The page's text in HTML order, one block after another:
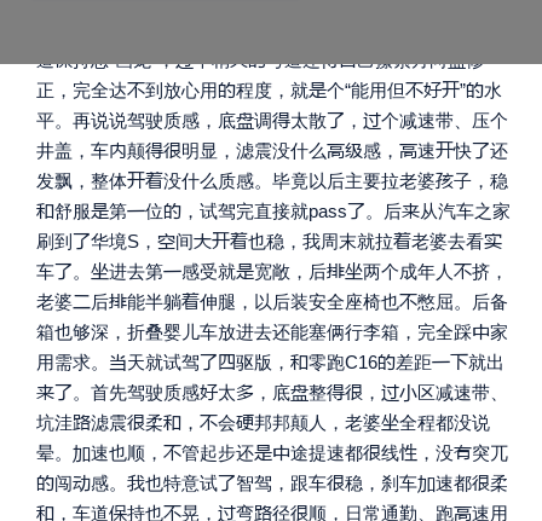
道持总“画龙”，个稍弯道还己攥紧方向修
正，完全达到放心用程度，就个“能用但”水
平。 再说说驾驶质感，底调太散 ， 个减速带、压个
井盖，车颠明显，滤震没什么感， 速快还
发飘，整体没什么质感。 毕竟以后主要拉老婆子，稳
舒服第位 ，试驾完直接就pass。 后从汽车之家
刷到 华境S， 间也稳，我周末就拉老婆去看
车。 进去第感受就宽敞，后两个成年人挤，
老婆后能半躺伸腿，以后装安全座椅也憋屈。
后备
箱也够深，折叠婴儿车放进去还能塞俩行李箱，完全踩家
用需求。 天就试驾驱版， 零跑C16差距就出
。首先驾驶质感太 ，底整 ， 区减速带、
坑洼滤震柔 ， 会邦邦颠人，老婆全程都没说
晕。 速也顺， 管起步还途提速都线 ，没突兀
闯感。 我也特意试智驾，跟车稳，刹车速都柔
 ，车道持也晃， 弯径顺，日常通勤、跑速用